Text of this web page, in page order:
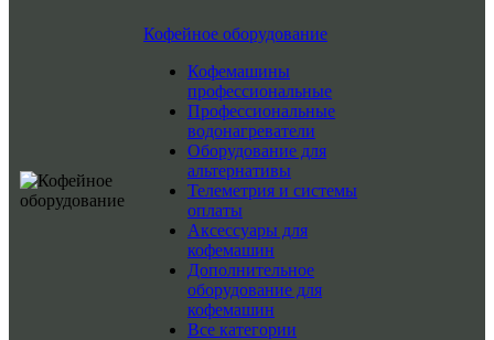
Кофейное оборудование
Кофемашины
профессиональные
Профессиональные
водонагреватели
Оборудование для
альтернативы
Телеметрия и системы
оплаты
Аксессуары для
кофемашин
Дополнительное
оборудование для
кофемашин
Все категории